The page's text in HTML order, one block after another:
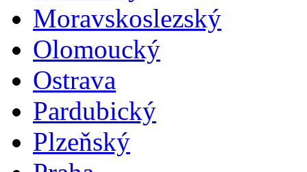
Moravskoslezský
Olomoucký
Ostrava
Pardubický
Plzeňský